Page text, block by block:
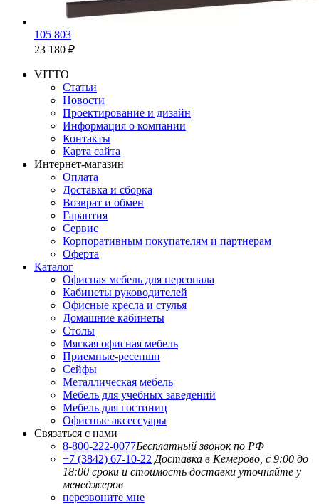
105 803
23 180 ₽
VITTO
Статьи
Новости
Проектирование и дизайн
Информация о компании
Контакты
Карта сайта
Интернет-магазин
Оплата
Доставка и сборка
Возврат и обмен
Гарантия
Сервис
Корпоративным покупателям и партнерам
Оферта
Каталог
Офисная мебель для персонала
Кабинеты руководителей
Офисные кресла и стулья
Домашние кабинеты
Столы
Мягкая офисная мебель
Приемные-ресепшн
Сейфы
Металлическая мебель
Мебель для учебных заведений
Мебель для гостиниц
Офисные аксессуары
Связаться с нами
8-800-222-0077Бесплатный звонок по РФ
+7 (3842) 67-10-22 Доставка в Кемерово, с 9:00 до
18:00 сроки и стоимость доставки уточняйте у
менеджеров
перезвоните мне